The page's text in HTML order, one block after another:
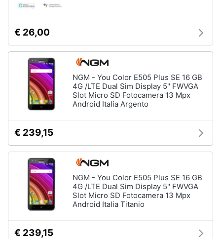
€ 26,00
NGM - You Color E505 Plus SE 16 GB
4G /LTE Dual Sim Display 5" FWVGA
Slot Micro SD Fotocamera 13 Mpx
Android Italia Argento
€ 239,15
NGM - You Color E505 Plus SE 16 GB
4G /LTE Dual Sim Display 5" FWVGA
Slot Micro SD Fotocamera 13 Mpx
Android Italia Titanio
€ 239,15